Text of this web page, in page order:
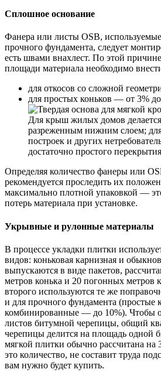
Сплошное основание
Фанера или листы OSB, используемые
прочного фундамента, следует
есть швами внахлест. По этой
площади материала необходимо
для откосов со сложной
для простых коньков — от 3%
Для крыш жилых домов
разреженным нижним слоем;
построек и других
достаточно простого
Определяя количество фанеры или
рекомендуется проследить их
максимально плотной упаковкой —
потерь материала при установке.
Укрывные и рулонные материалы
В процессе укладки плитки
видов: коньковая карнизная и
выпускаются в виде пакетов,
метров конька и 20 погонных метров
второго используются те же
и для прочного фундамента (простые
комбинированные — до 10%). Чтобы
листов битумной черепицы, общий
черепицы делится на площадь одной
мягкой плитки обычно рассчитана на
это количество, не составит труда
вам нужно будет купить.